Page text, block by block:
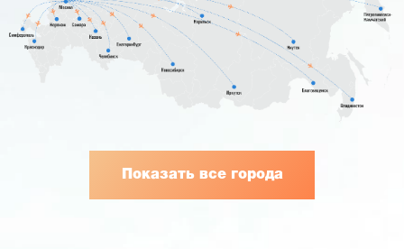
Показать все города